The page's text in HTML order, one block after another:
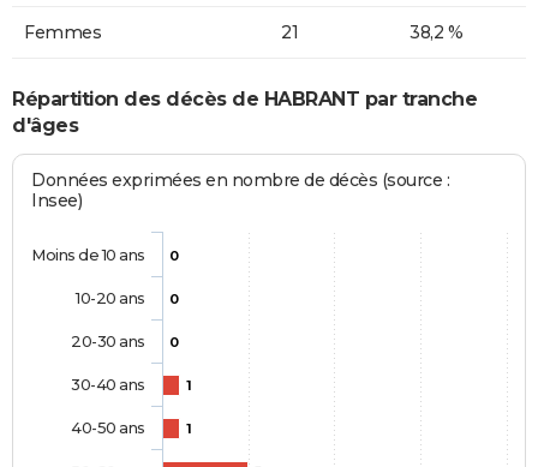
Femmes 21 38,2 %
Répartition des décès de HABRANT par tranche
d'âges
Données exprimées en nombre de décès (source :
Insee)
0
0
0
1
1
Moins de 10 ans
10-20 ans
20-30 ans
30-40 ans
40-50 ans